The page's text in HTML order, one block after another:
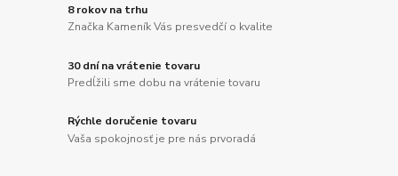
8 rokov na trhu
Značka Kameník Vás presvedčí o kvalite
30 dní na vrátenie tovaru
Predĺžili sme dobu na vrátenie tovaru
Rýchle doručenie tovaru
Vaša spokojnosť je pre nás prvoradá